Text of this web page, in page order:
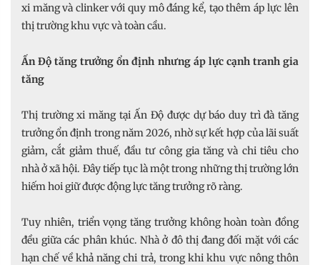
xi măng và clinker với quy mô đáng kể, tạo thêm áp lực lên
thị trường khu vực và toàn cầu.
Ấn Độ tăng trưởng ổn định nhưng áp lực cạnh tranh gia
tăng
Thị trường xi măng tại Ấn Độ được dự báo duy trì đà tăng
trưởng ổn định trong năm 2026, nhờ sự kết hợp của lãi suất
giảm, cắt giảm thuế, đầu tư công gia tăng và chi tiêu cho
nhà ở xã hội. Đây tiếp tục là một trong những thị trường lớn
hiếm hoi giữ được động lực tăng trưởng rõ ràng.
Tuy nhiên, triển vọng tăng trưởng không hoàn toàn đồng
đều giữa các phân khúc. Nhà ở đô thị đang đối mặt với các
hạn chế về khả năng chi trả, trong khi khu vực nông thôn